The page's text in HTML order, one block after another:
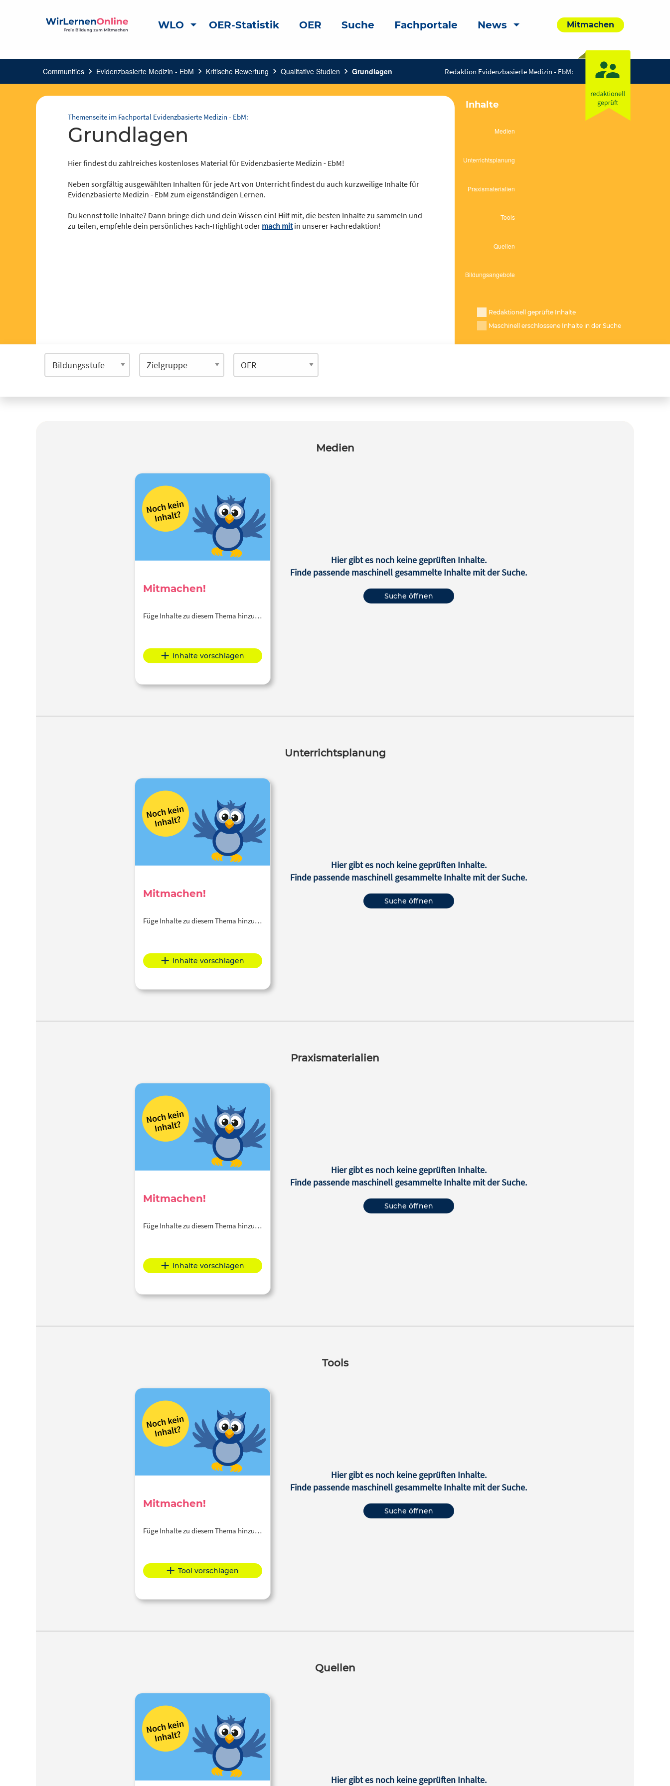
WLO OER-Statistik OER Suche Fachportale News Mitmachen
Communities chevron_right Evidenzbasierte Medizin - EbM chevron_right Kritische Bewertung chevron_right Qualitative Studien chevron_right Grundlagen Redaktion Evidenzbasierte Medizin - EbM:
Themenseite im Fachportal Evidenzbasierte Medizin - EbM:
Grundlagen
Hier findest du zahlreiches kostenloses Material für Evidenzbasierte Medizin - EbM!
Neben sorgfältig ausgewählten Inhalten für jede Art von Unterricht findest du auch kurzweilige Inhalte für
Evidenzbasierte Medizin - EbM zum eigenständigen Lernen.
Du kennst tolle Inhalte? Dann bringe dich und dein Wissen ein! Hilf mit, die besten Inhalte zu sammeln und
zu teilen, empfehle dein persönliches Fach-Highlight oder mach mitin unserer Fachredaktion!
Inhalte
Redaktionell geprüfte Inhalte
Maschinell erschlossene Inhalte in der Suche
Medien
Mitmachen!
Füge Inhalte zu diesem Thema hinzu…
Inhalte vorschlagen
Hier gibt es noch keine geprüften Inhalte.
Finde passende maschinell gesammelte Inhalte mit der Suche.
Suche öffnen
Unterrichtsplanung
Mitmachen!
Füge Inhalte zu diesem Thema hinzu…
Inhalte vorschlagen
Hier gibt es noch keine geprüften Inhalte.
Finde passende maschinell gesammelte Inhalte mit der Suche.
Suche öffnen
Praxismaterialien
Mitmachen!
Füge Inhalte zu diesem Thema hinzu…
Inhalte vorschlagen
Hier gibt es noch keine geprüften Inhalte.
Finde passende maschinell gesammelte Inhalte mit der Suche.
Suche öffnen
Tools
Mitmachen!
Füge Inhalte zu diesem Thema hinzu…
Tool vorschlagen
Hier gibt es noch keine geprüften Inhalte.
Finde passende maschinell gesammelte Inhalte mit der Suche.
Suche öffnen
Quellen
Hier gibt es noch keine geprüften Inhalte.